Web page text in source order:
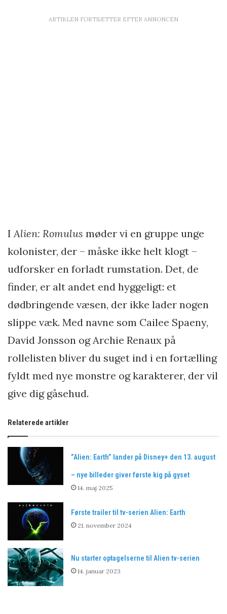
ARTIKLEN FORTSÆTTER EFTER ANNONCEN
I Alien: Romulus møder vi en gruppe unge
kolonister, der – måske ikke helt klogt –
udforsker en forladt rumstation. Det, de
finder, er alt andet end hyggeligt: et
dødbringende væsen, der ikke lader nogen
slippe væk. Med navne som Cailee Spaeny,
David Jonsson og Archie Renaux på
rollelisten bliver du suget ind i en fortælling
fyldt med nye monstre og karakterer, der vil
give dig gåsehud.
Relaterede artikler
”Alien: Earth” lander på Disney+ den 13. august
– nye billeder giver første kig på gyset
14. maj 2025
Første trailer til tv-serien Alien: Earth
21. november 2024
Nu starter optagelserne til Alien tv-serien
14. januar 2023